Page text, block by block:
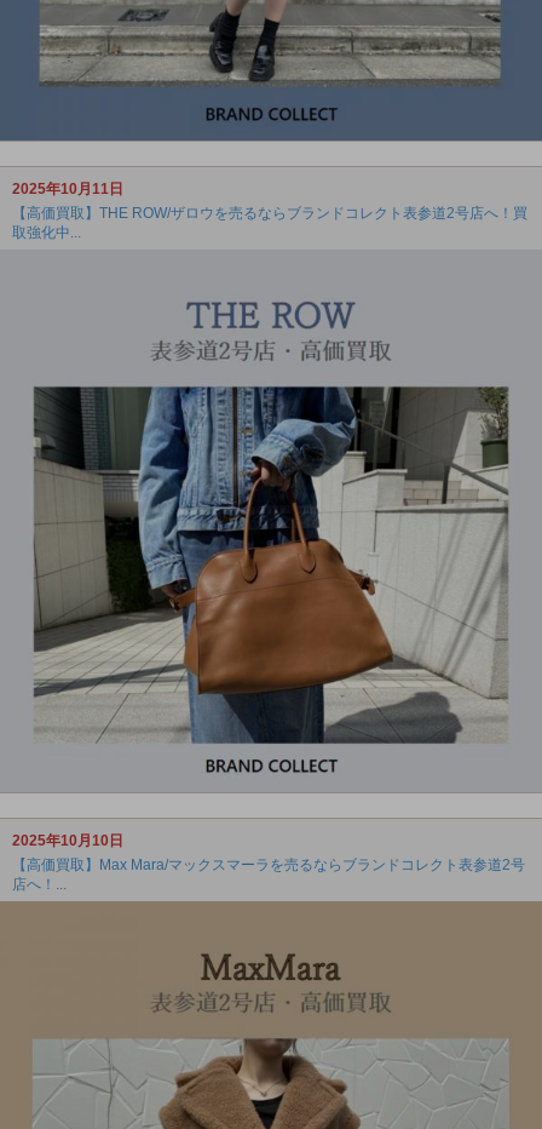
2025年10月11日
【高価買取】THE ROW/ザロウを売るならブランドコレクト表参道2号店へ！買
取強化中...
2025年10月10日
【高価買取】Max Mara/マックスマーラを売るならブランドコレクト表参道2号
店へ！...